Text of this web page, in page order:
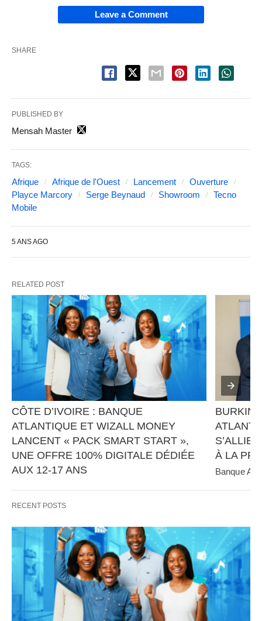
Leave a Comment
SHARE
PUBLISHED BY
Mensah Master
TAGS:
Afrique Afrique de l'Ouest Lancement
Ouverture
Playce Marcory
Serge Beynaud Showroom
Tecno
Mobile
5 ANS AGO
RELATED POST
CÔTE D’IVOIRE : BANQUE
ATLANTIQUE ET WIZALL MONEY
LANCENT « PACK SMART START »,
UNE OFFRE 100% DIGITALE DÉDIÉE
AUX 12-17 ANS
d’inclusion financière avec…
À LA
Banque
RECENT POSTS